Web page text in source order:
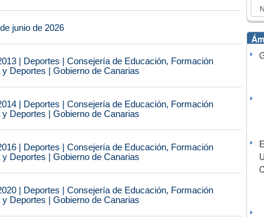
junio de 2026
| Deportes | Consejería de Educación, Formación
Deportes | Gobierno de Canarias
| Deportes | Consejería de Educación, Formación
Deportes | Gobierno de Canarias
| Deportes | Consejería de Educación, Formación
Deportes | Gobierno de Canarias
| Deportes | Consejería de Educación, Formación
Deportes | Gobierno de Canarias